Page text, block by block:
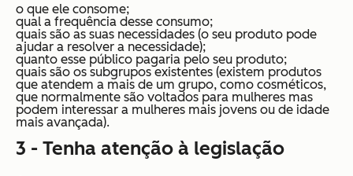
o que ele consome;
qual a frequência desse consumo;
quais são as suas necessidades (o seu produto pode
ajudar a resolver a necessidade);
quanto esse público pagaria pelo seu produto;
quais são os subgrupos existentes (existem produtos
que atendem a mais de um grupo, como cosméticos,
que normalmente são voltados para mulheres mas
podem interessar a mulheres mais jovens ou de idade
mais avançada).
3 - Tenha atenção à legislação